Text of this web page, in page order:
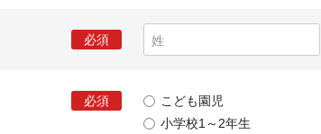
必須
必須
こども園児
小学校1～2年生